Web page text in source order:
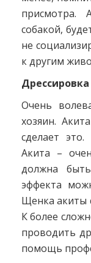
присмотра.
собакой,
не
к другим
Дрессировка
Очень
хозяин.
сделает
Акита –
должна
эффекта
Щенка акиты
К более
проводить
помощь